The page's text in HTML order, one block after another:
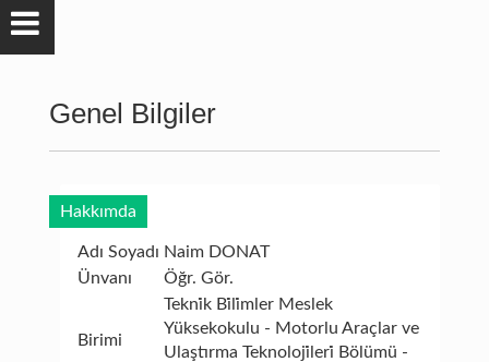
Genel Bilgiler
Hakkımda
Adı Soyadı Naim DONAT
Ünvanı
Öğr. Gör.
Birimi
Tekni̇k Bi̇li̇mler Meslek
Yüksekokulu - Motorlu Araçlar ve
Ulaştırma Teknoloji̇leri̇ Bölümü -